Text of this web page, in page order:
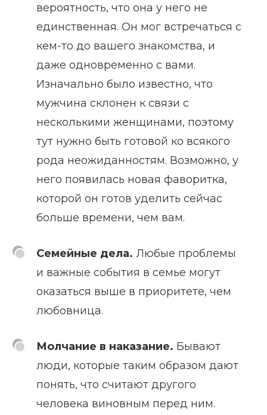
вероятность, что она у него не
единственная. Он мог встречаться с
кем-то до вашего знакомства, и
даже одновременно с вами.
Изначально было известно, что
мужчина склонен к связи с
несколькими женщинами, поэтому
тут нужно быть готовой ко всякого
рода неожиданностям. Возможно, у
него появилась новая фаворитка,
которой он готов уделить сейчас
больше времени, чем вам.
Семейные дела. Любые проблемы
и важные события в семье могут
оказаться выше в приоритете, чем
любовница.
Молчание в наказание. Бывают
люди, которые таким образом дают
понять, что считают другого
человека виновным перед ним.